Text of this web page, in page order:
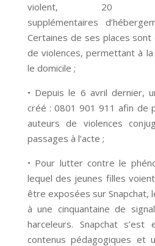
violent, 20
supplémentaires
Certaines de ses places
de violences, permettant à
le domicile ;
• Depuis le 6 avril dernier,
créé : 0801 901 911 afin de
auteurs de violences
passages à l’acte ;
• Pour lutter contre le
lequel des jeunes filles
être exposées sur Snapchat,
à une cinquantaine de
harceleurs. Snapchat
contenus pédagogiques et